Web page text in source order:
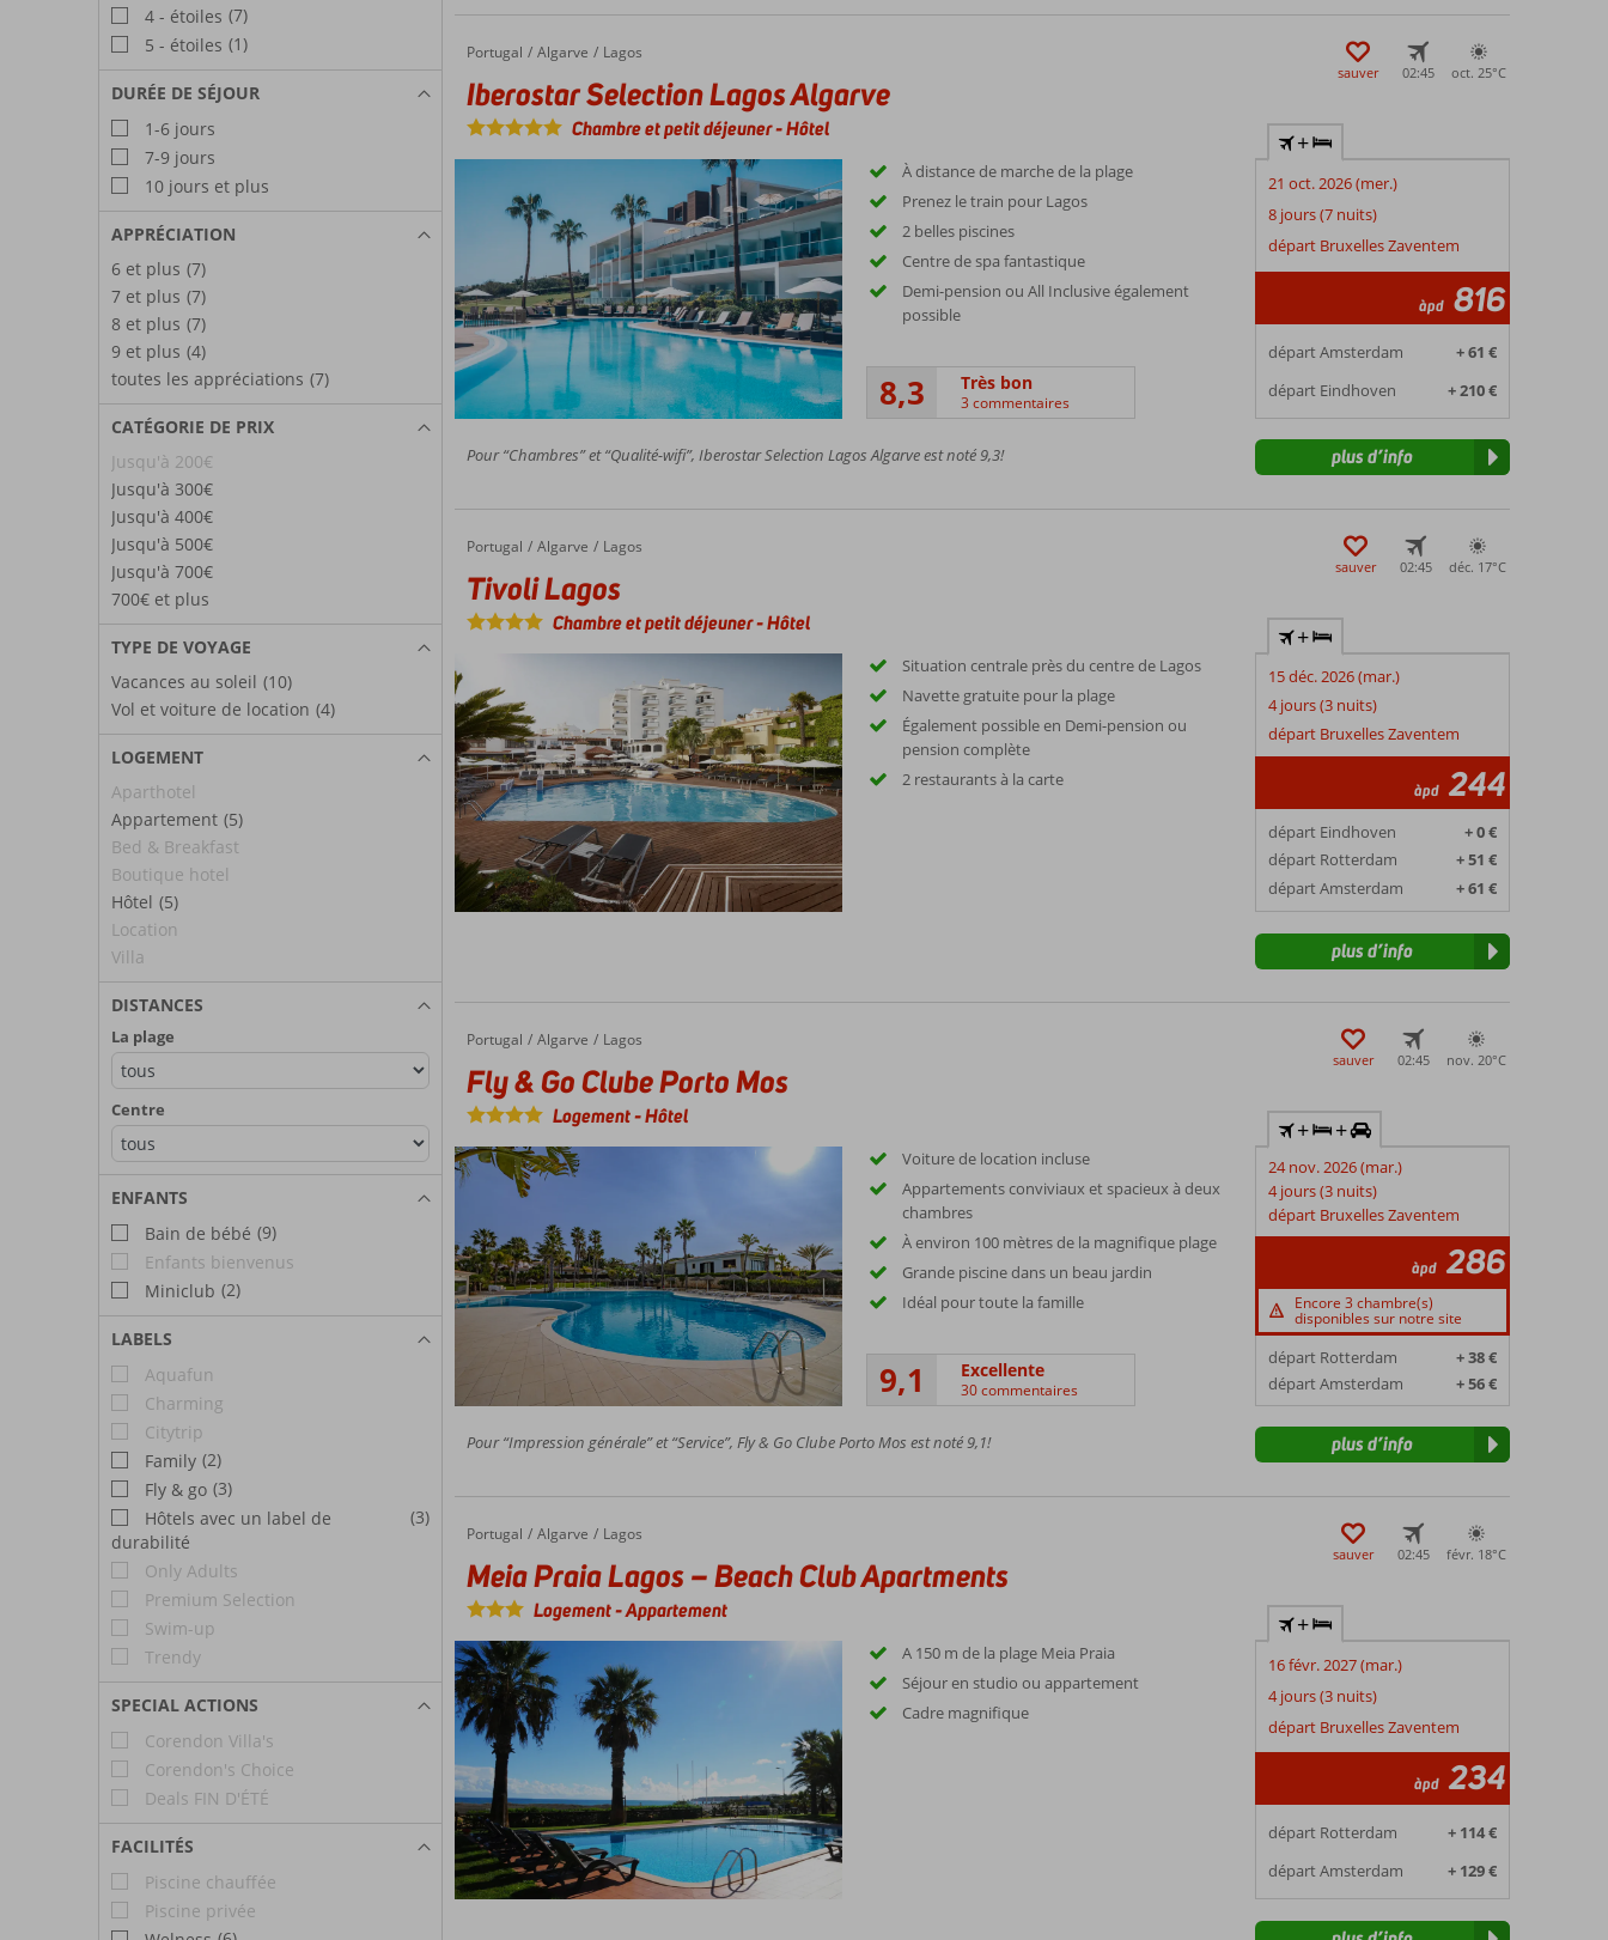
4 - étoiles (7)
5 - étoiles (1)
DURÉE DE SÉJOUR
1-6 jours
7-9 jours
10 jours et plus
APPRÉCIATION
6 et plus (7)
7 et plus (7)
8 et plus (7)
9 et plus (4)
toutes les appréciations (7)
CATÉGORIE DE PRIX
Jusqu'à 200€
Jusqu'à 300€
Jusqu'à 400€
Jusqu'à 500€
Jusqu'à 700€
700€ et plus
TYPE DE VOYAGE
Vacances au soleil (10)
Vol et voiture de location (4)
LOGEMENT
Aparthotel
Appartement (5)
Bed & Breakfast
Boutique hotel
Hôtel (5)
Location
Villa
DISTANCES
La plage
Centre
ENFANTS
Bain de bébé (9)
Enfants bienvenus
Miniclub (2)
LABELS
Aquafun
Charming
Citytrip
Family (2)
Fly & go (3)
Hôtels avec un label de
durabilité
(3)
Only Adults
Premium Selection
Swim-up
Trendy
SPECIAL ACTIONS
Corendon Villa's
Corendon's Choice
Deals FIN D'ÉTÉ
FACILITÉS
Piscine chauffée
Piscine privée
Accueil
Portugal Algarve Lagos
Iberostar Selection Lagos Algarve
Iberostar Selection Lagos Algarve
Chambre et petit déjeuner-Hôtel
sauver 02:45 oct. 25°C
À distance de marche de la plage
Prenez le train pour Lagos
2 belles piscines
Centre de spa fantastique
Demi-pension ou All Inclusive également
possible
8,3 Très bon
3 commentaires
+
21 oct. 2026 (mer.)
8 jours (7 nuits)
départ Bruxelles Zaventem
àpd 816
départ Amsterdam
+ 61 €
départ Eindhoven
+ 210 €
Pour “Chambres” et “Qualité-wifi”, Iberostar Selection Lagos Algarve est noté 9,3! plus d’info
Accueil
Portugal Algarve Lagos
Tivoli Lagos
Tivoli Lagos
Chambre et petit déjeuner-Hôtel
sauver 02:45 déc. 17°C
Situation centrale près du centre de Lagos
Navette gratuite pour la plage
Également possible en Demi-pension ou
pension complète
2 restaurants à la carte
+
15 déc. 2026 (mar.)
4 jours (3 nuits)
départ Bruxelles Zaventem
àpd 244
départ Eindhoven
+ 0 €
départ Rotterdam
+ 51 €
départ Amsterdam
+ 61 €
plus d’info
Accueil
Portugal Algarve Lagos
Fly & Go Clube Porto Mos
Fly & Go Clube Porto Mos
Logement-Hôtel
sauver 02:45 nov. 20°C
Voiture de location incluse
Appartements conviviaux et spacieux à deux
chambres
À environ 100 mètres de la magnifique plage
Grande piscine dans un beau jardin
Idéal pour toute la famille
9,1 Excellente
30 commentaires
+ +
24 nov. 2026 (mar.)
4 jours (3 nuits)
départ Bruxelles Zaventem
àpd 286
Encore 3 chambre(s)
disponibles sur notre site
départ Rotterdam
+ 38 €
départ Amsterdam
+ 56 €
Pour “Impression générale” et “Service”, Fly & Go Clube Porto Mos est noté 9,1! plus d’info
Accueil
Portugal Algarve Lagos
Meia Praia Lagos – Beach Club Apartments
Meia Praia Lagos – Beach Club Apartments
Logement-Appartement
sauver 02:45 févr. 18°C
A 150 m de la plage Meia Praia
Séjour en studio ou appartement
Cadre magnifique
+
16 févr. 2027 (mar.)
4 jours (3 nuits)
départ Bruxelles Zaventem
àpd 234
départ Rotterdam
+ 114 €
départ Amsterdam
+ 129 €